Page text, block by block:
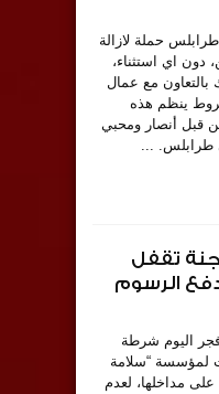
حملة لازالة
دون اي استثناء،
بالتعاون مع عمال
ينظم هذه
قبل أنصار ومحبي
طرابلس. ...
تقفل
الرسوم
اليوم شرطة
3 مستودعات لمؤسسة “سلامة
مداخلها، لعدم